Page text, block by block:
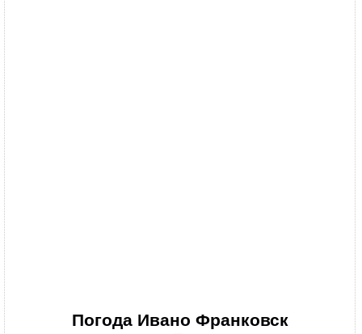
Погода Ивано Франковск